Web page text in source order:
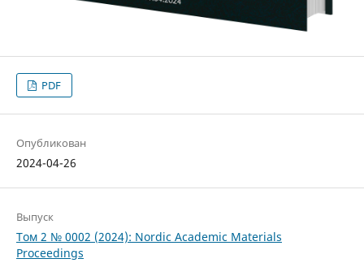
PDF
Опубликован
2024-04-26
Выпуск
Том 2 № 0002 (2024): Nordic Academic Materials
Proceedings